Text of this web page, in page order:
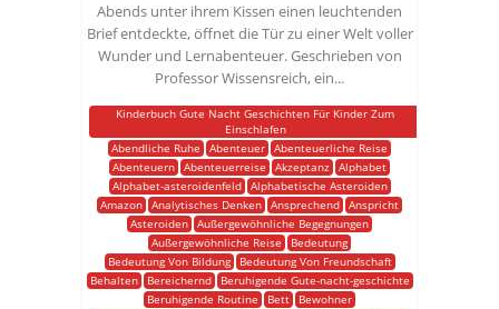
Abends unter ihrem Kissen einen leuchtenden
Brief entdeckte, öffnet die Tür zu einer Welt voller
Wunder und Lernabenteuer. Geschrieben von
Professor Wissensreich, ein...
Kinderbuch Gute Nacht Geschichten Für Kinder Zum
Einschlafen
Abendliche Ruhe
Abenteuer Abenteuerliche Reise
Abenteuern Abenteuerreise Akzeptanz Alphabet
Alphabet-asteroidenfeld
Alphabetische Asteroiden
Amazon Analytisches Denken Ansprechend Anspricht
Asteroiden Außergewöhnliche Begegnungen
Außergewöhnliche Reise
Bedeutung
Bedeutung Von Bildung
Bedeutung Von Freundschaft
Behalten
Bereichernd
Beruhigende Gute-nacht-geschichte
Beruhigende Routine
Bett
Bewohner